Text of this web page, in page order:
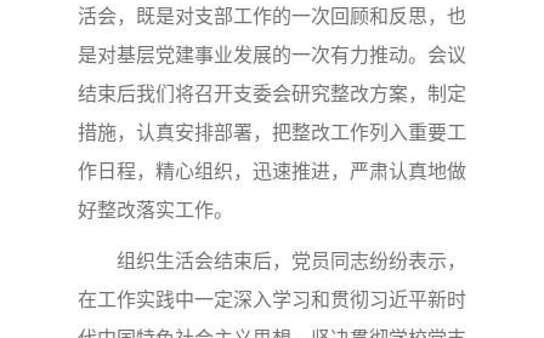
活会，既是对支部工作的一次回顾和反思，也
是对基层党建事业发展的一次有力推动。会议
结束后我们将召开支委会研究整改方案，制定
措施，认真安排部署，把整改工作列入重要工
作日程，精心组织，迅速推进，严肃认真地做
好整改落实工作。
组织生活会结束后，党员同志纷纷表示，
在工作实践中一定深入学习和贯彻习近平新时